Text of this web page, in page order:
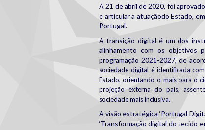
A 21 de abril de 2020, foi
e articular a atuaçãodo Estado,
Portugal.
A transição digital é um dos
alinhamento com os objetivos
programação 2021-2027, de
sociedade digital é identificada
Estado, orientando-o mais para o
projeção externa do país,
sociedade mais inclusiva.
A visão estratégica ‘Portugal
‘Transformação digital do tecido